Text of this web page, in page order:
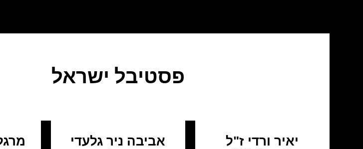
פסטיבל ישראל
יאיר ורדי ז"ל
אביבה ניר גלעדי